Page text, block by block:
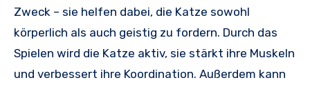
Zweck – sie helfen dabei, die Katze sowohl
körperlich als auch geistig zu fordern. Durch das
Spielen wird die Katze aktiv, sie stärkt ihre Muskeln
und verbessert ihre Koordination. Außerdem kann